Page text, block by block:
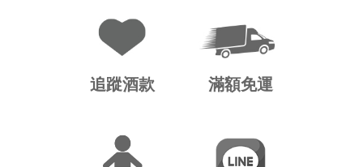
追蹤酒款 滿額免運